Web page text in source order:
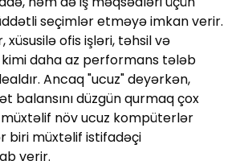
seçimlər etməyə imkan verir.
ofis işləri, təhsil və
daha az performans tələb
Ancaq "ucuz" deyərkən,
balansını düzgün qurmaq çox
növ ucuz kompüterlər
biri müxtəlif istifadəçi
verir.